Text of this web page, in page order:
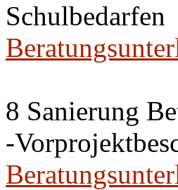
Schulbedarfen
8 Sanierung
-